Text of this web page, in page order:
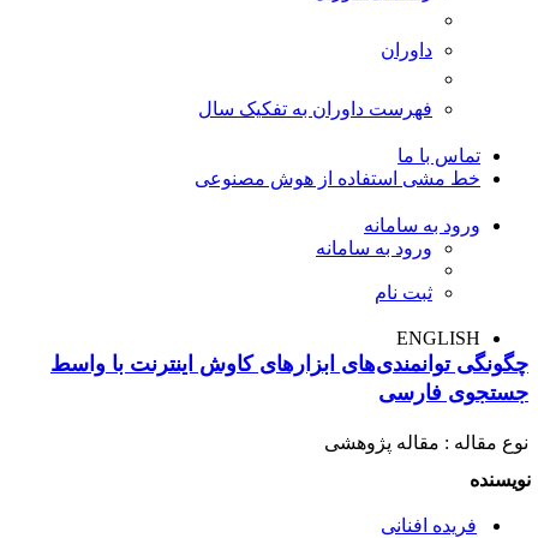
داوران
فهرست داوران به تفکیک سال
تماس با ما
خط مشی استفاده از هوش مصنوعی
ورود به سامانه
ورود به سامانه
ثبت نام
ENGLISH
چگونگی توانمندی‌های ابزارهای کاوش اینترنت با واسط
جستجوی فارسی
نوع مقاله : مقاله پژوهشی
نویسنده
فریده افنانی